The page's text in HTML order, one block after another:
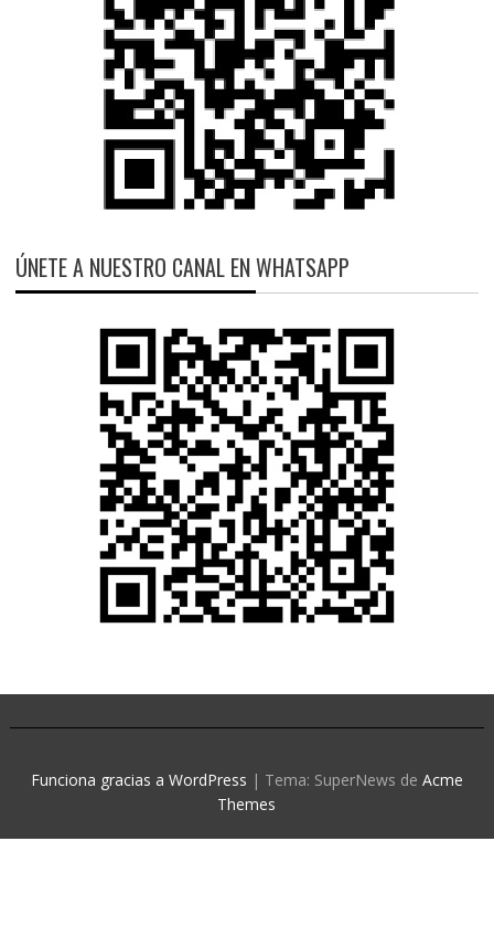
ÚNETE A NUESTRO CANAL EN WHATSAPP
Funciona gracias a WordPress | Tema: SuperNews de Acme
Themes